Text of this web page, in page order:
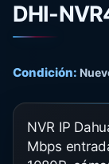
DHI-
Condición:
NVR IP
Mbps